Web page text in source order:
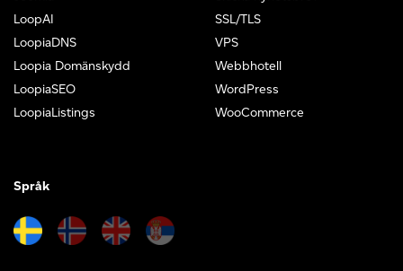
LoopAI
LoopiaDNS
Loopia Domänskydd
LoopiaSEO
LoopiaListings
SSL/TLS
VPS
Webbhotell
WordPress
WooCommerce
Språk